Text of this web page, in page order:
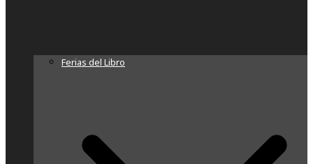
Ferias del Libro